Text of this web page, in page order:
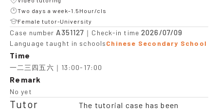
Two days a week-1.5Hour/cls
Female tutor-University
Case number A351127 ｜Check-in time2026/07/09
Language taught in schoolsChinese Secondary School
Time
一二三四五六｜13:00-17:00
Remark
No yet
Tutor
The tutorial case has been